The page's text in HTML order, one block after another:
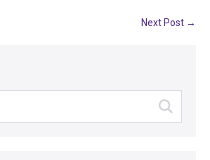
Next Post →